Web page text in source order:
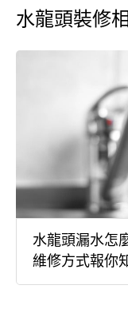
水龍頭裝修
水龍頭漏水怎
維修方式報你